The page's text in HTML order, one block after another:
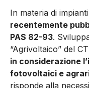
In materia di
recentemente
PAS 82-93.
“Agrivoltaico” del
in consi­derazione
fotovoltaici e
risponde alla